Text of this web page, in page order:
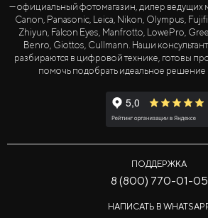
— официальный фотомагазин, дилер ведущих
Canon, Panasonic, Leica, Nikon, Olympus,
Zhiyun, Falcon Eyes, Manfrotto, LowePro,
Benro, Giottos, Cullmann. Наши
разбираются в цифровой технике, готовы
помочь подобрать идеальное решение
ПОДДЕРЖКА
8 (800) 770-01-05
НАПИСАТЬ В